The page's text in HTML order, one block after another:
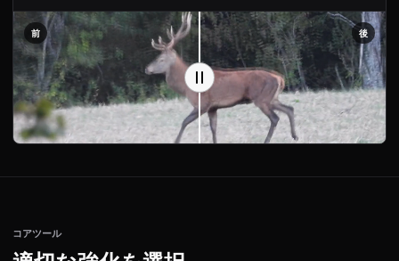
前 後
コアツール